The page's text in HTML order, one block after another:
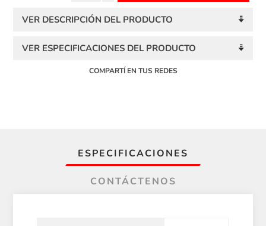
VER DESCRIPCIÓN DEL PRODUCTO
VER ESPECIFICACIONES DEL PRODUCTO
COMPARTÍ EN TUS REDES
ESPECIFICACIONES
CONTÁCTENOS